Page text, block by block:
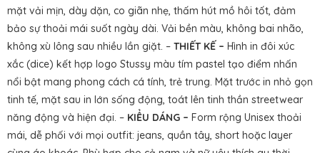
mặt vải mịn, dày dặn, co giãn nhẹ, thấm hút mồ hôi tốt, đảm
bảo sự thoải mái suốt ngày dài. Vải bền màu, không bai nhão,
không xù lông sau nhiều lần giặt. – THIẾT KẾ – Hình in đôi xúc
xắc (dice) kết hợp logo Stussy màu tím pastel tạo điểm nhấn
nổi bật mang phong cách cá tính, trẻ trung. Mặt trước in nhỏ gọn
tinh tế, mặt sau in lớn sống động, toát lên tinh thần streetwear
năng động và hiện đại. – KIỂU DÁNG – Form rộng Unisex thoải
mái, dễ phối với mọi outfit: jeans, quần tây, short hoặc layer